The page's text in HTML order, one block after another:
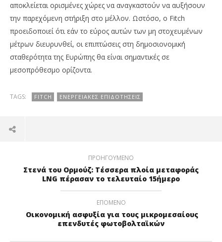
αποκλείεται ορισμένες χώρες να αναγκαστούν να αυξήσουν
την παρεχόμενη στήριξη στο μέλλον. Ωστόσο, ο Fitch
προειδοποιεί ότι εάν το εύρος αυτών των μη στοχευμένων
μέτρων διευρυνθεί, οι επιπτώσεις στη δημοσιονομική
σταθερότητα της Ευρώπης θα είναι σημαντικές σε
μεσοπρόθεσμο ορίζοντα.
TAGS: FITCH ΕΝΕΡΓΕΙΑΚΈΣ ΕΠΙΔΟΤΉΣΕΙΣ
ΠΡΟΗΓΟΎΜΕΝΟ
Στενά του Ορμούζ: Τέσσερα πλοία μεταφοράς
LNG πέρασαν το τελευταίο 15ήμερο
ΕΠΌΜΕΝΟ
Οικονομική ασφυξία για τους μικρομεσαίους
επενδυτές φωτοβολταϊκών